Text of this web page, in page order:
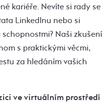
kariéře. Nevíte si rady se
LinkedInu nebo si
Naši zkušení
s praktickými věcmi,
za hledáním vašich
ve virtuálním prostředí